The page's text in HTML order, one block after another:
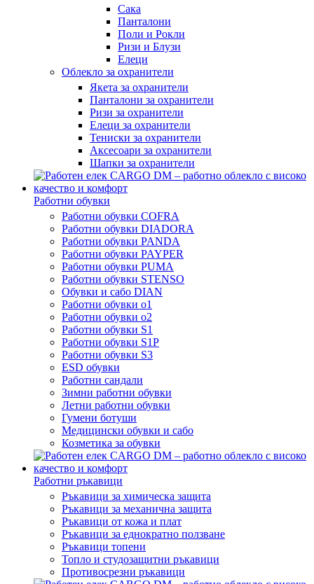
Сака
Панталони
Поли и Рокли
Ризи и Блузи
Елеци
Облекло за охранители
Якета за охранители
Панталони за охранители
Ризи за охранители
Елеци за охранители
Тениски за охранители
Аксесоари за охранители
Шапки за охранители
Работни обувки
Работни обувки COFRA
Работни обувки DIADORA
Работни обувки PANDA
Работни обувки PAYPER
Работни обувки PUMA
Работни обувки STENSO
Обувки и сабо DIAN
Работни обувки o1
Работни обувки o2
Работни обувки S1
Работни обувки S1P
Работни обувки S3
ESD обувки
Работни сандали
Зимни работни обувки
Летни работни обувки
Гумени ботуши
Медицински обувки и сабо
Козметика за обувки
Работни ръкавици
Ръкавици за химическа защита
Ръкавици за механична защита
Ръкавици от кожа и плат
Ръкавици за еднократно ползване
Ръкавици топени
Топло и студозащитни ръкавици
Противосрезни ръкавици